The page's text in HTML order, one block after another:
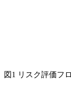
図1 リスク評価フ